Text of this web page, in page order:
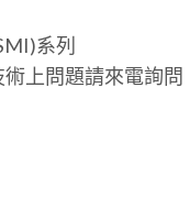
系列
上問題請來電詢問